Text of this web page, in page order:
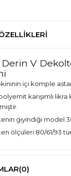
V
içi komple
karışımlı
giyindiği model
ölçüleri 80/61/93
(0)